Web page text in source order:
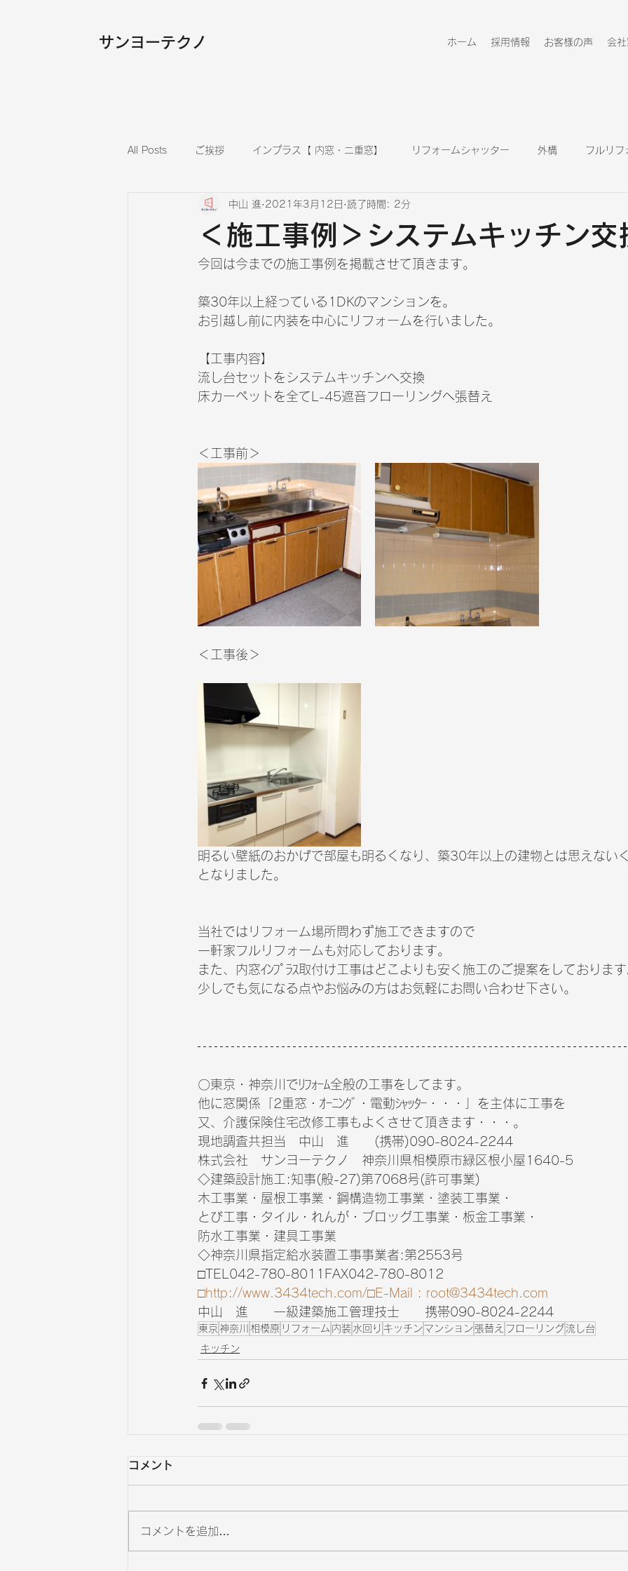
​サンヨーテクノ ホーム 採用情報 お客様の声 会
All Posts ご挨拶 インプラス【 内窓・二重窓】 リフォームシャッター 外構 フルリフ
フローリング張替え キッチン 浴室
＜施工事例＞システムキッチン交
中山 進 2021年3月12日 読了時間: 2分
今回は今までの施工事例を掲載させて頂きます。
築30年以上経っている1DKのマンションを。
お引越し前に内装を中心にリフォームを行いました。
【工事内容】
流し台セットをシステムキッチンへ交換
床カーペットを全てL-45遮音フローリングへ張替え
＜工事前＞
＜工事後＞
明るい壁紙のおかげで部屋も明るくなり、築30年以上の建物とは思えない
となりました。
当社ではリフォーム場所問わず施工できますので
一軒家フルリフォームも対応しております。
また、内窓ｲﾝﾌﾟﾗｽ取付け工事はどこよりも安く施工のご提案をしておりま
少しでも気になる点やお悩みの方はお気軽にお問い合わせ下さい。
〇東京・神奈川でﾘﾌｫｰﾑ全般の工事をしてます。
他に窓関係「2重窓・ｵｰﾆﾝｸﾞ・電動ｼｬｯﾀｰ・・・」を主体に工事を
又、介護保険住宅改修工事もよくさせて頂きます・・・。
現地調査共担当　中山   進　　(携帯)090-8024-2244
株式会社   サンヨーテクノ　神奈川県相模原市緑区根小屋1640-5
◇建築設計施工:知事(般-27)第7068号(許可事業)
木工事業・屋根工事業・鋼構造物工事業・塗装工事業・
とび工事・タイル・れんが・ブロッグ工事業・板金工事業・
防水工事業・建具工事業
◇神奈川県指定給水装置工事事業者:第2553号
□TEL042-780-8011FAX042-780-8012
□http://www.3434tech.com/□E-Mail : root@3434tech.com
中山　進　　一級建築施工管理技士　　携帯090-8024-2244
東京 神奈川 相模原 リフォーム 内装 水回り キッチン マンション 張替え フローリング 流し台
キッチン
コメント
コメントを追加…